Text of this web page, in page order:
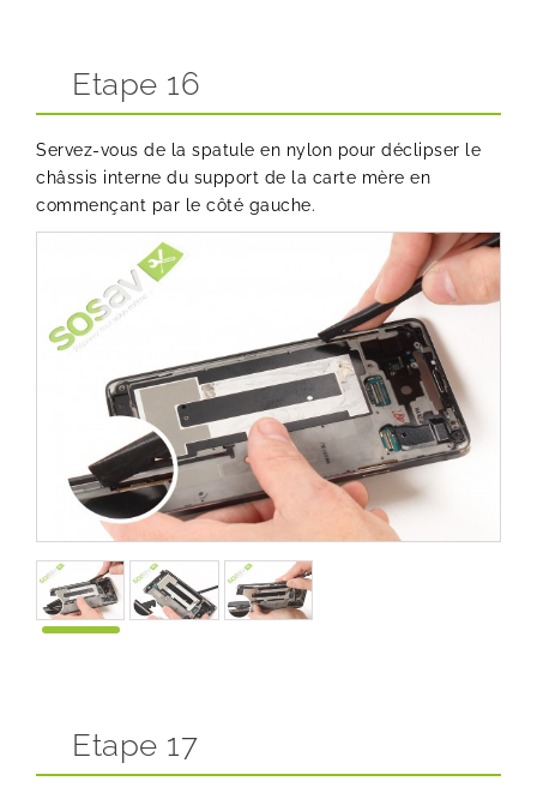
Etape 16
Servez-vous de la spatule en nylon pour déclipser le
châssis interne du support de la carte mère en
commençant par le côté gauche.
Etape 17